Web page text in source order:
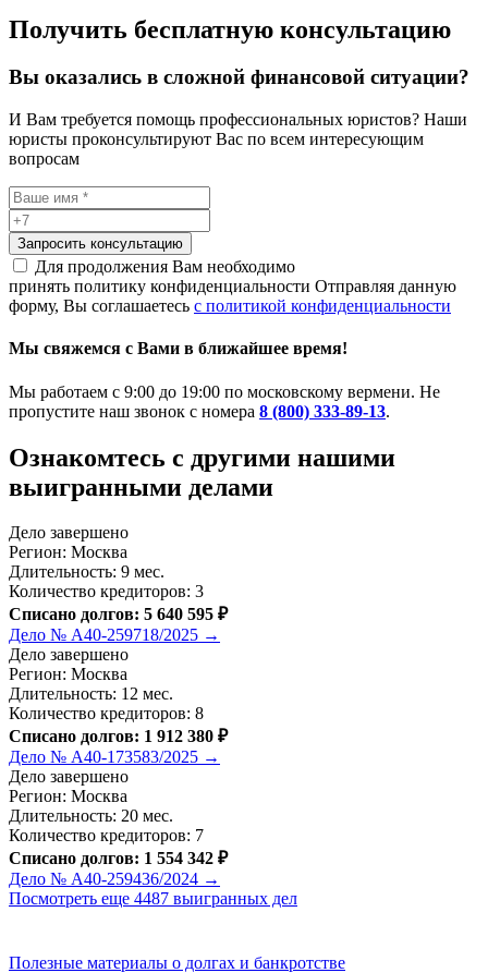
Получить бесплатную консультацию
Вы оказались в сложной финансовой ситуации?
И Вам требуется помощь профессиональных юристов? Наши
юристы проконсультируют Вас по всем интересующим
вопросам
Запросить консультацию
Для продолжения Вам необходимо
принять политику конфиденциальности Отправляя данную
форму, Вы соглашаетесь с политикой конфиденциальности
Мы свяжемся с Вами в ближайшее время!
Мы работаем с 9:00 до 19:00 по московскому вермени. Не
пропустите наш звонок с номера 8 (800) 333-89-13.
Ознакомтесь c другими нашими
выигранными делами
Дело завершено
Регион: Москва
Длительность: 9 мес.
Количество кредиторов: 3
Списано долгов: 5 640 595 ₽
Дело № А40-259718/2025 →
Дело завершено
Регион: Москва
Длительность: 12 мес.
Количество кредиторов: 8
Списано долгов: 1 912 380 ₽
Дело № А40-173583/2025 →
Дело завершено
Регион: Москва
Длительность: 20 мес.
Количество кредиторов: 7
Списано долгов: 1 554 342 ₽
Дело № А40-259436/2024 →
Посмотреть еще 4487 выигранных дел
Полезные материалы о долгах и банкротстве